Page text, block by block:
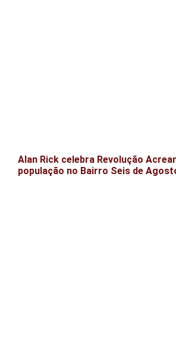
Alan Rick celebra Revolução
população no Bairro Seis de